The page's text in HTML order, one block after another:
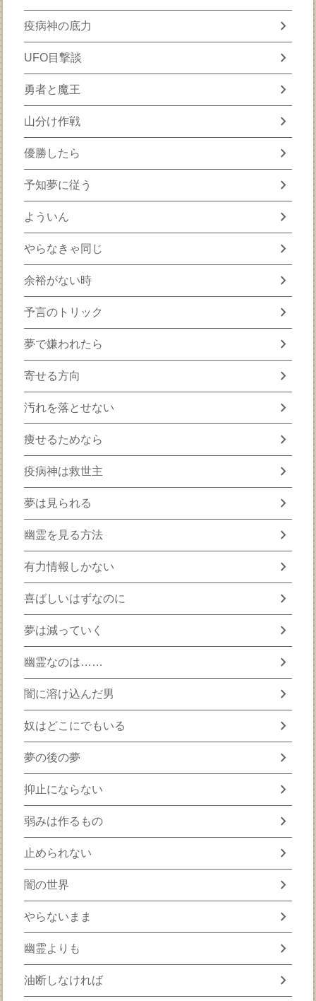
疫病神の底力 chevron_right
UFO目撃談 chevron_right
勇者と魔王 chevron_right
山分け作戦 chevron_right
優勝したら chevron_right
予知夢に従う chevron_right
よういん chevron_right
やらなきゃ同じ chevron_right
余裕がない時 chevron_right
予言のトリック chevron_right
夢で嫌われたら chevron_right
寄せる方向 chevron_right
汚れを落とせない chevron_right
痩せるためなら chevron_right
疫病神は救世主 chevron_right
夢は見られる chevron_right
幽霊を見る方法 chevron_right
有力情報しかない chevron_right
喜ばしいはずなのに chevron_right
夢は減っていく chevron_right
幽霊なのは…… chevron_right
闇に溶け込んだ男 chevron_right
奴はどこにでもいる chevron_right
夢の後の夢 chevron_right
抑止にならない chevron_right
弱みは作るもの chevron_right
止められない chevron_right
闇の世界 chevron_right
やらないまま chevron_right
幽霊よりも chevron_right
油断しなければ chevron_right